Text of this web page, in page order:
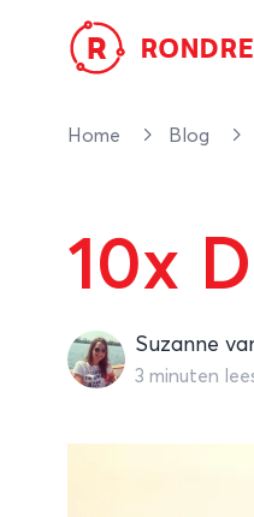
R
Home Blog
10x
Suzanne van Duijn
Suzanne
3 minuten